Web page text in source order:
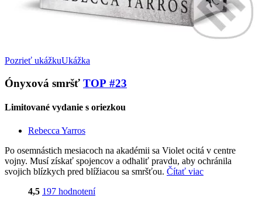
Pozrieť ukážkuUkážka
Ónyxová smršť TOP #23
Limitované vydanie s oriezkou
Rebecca Yarros
Po osemnástich mesiacoch na akadémii sa Violet ocitá v centre
vojny. Musí získať spojencov a odhaliť pravdu, aby ochránila
svojich blízkych pred blížiacou sa smršťou. Čítať viac
4,5 197 hodnotení